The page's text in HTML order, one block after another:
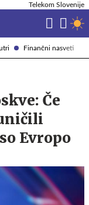
Finančni nasveti
Telekom Slovenije
Če
Evropo